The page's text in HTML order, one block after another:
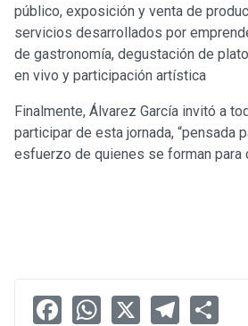
Facebook
WhatsApp
X
público, exposición y venta de
servicios desarrollados por
de gastronomía, degustación de
en vivo y participación artística
Finalmente, Álvarez García invitó a
participar de esta jornada, “pensada
esfuerzo de quienes se forman para